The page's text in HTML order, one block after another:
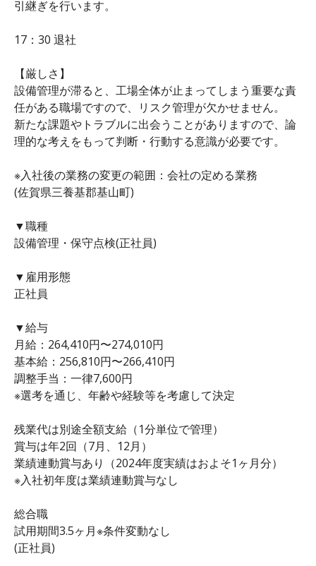
引継ぎを行います。
17：30 退社
【厳しさ】
設備管理が滞ると、工場全体が止まってしまう重要な責
任がある職場ですので、リスク管理が欠かせません。
新たな課題やトラブルに出会うことがありますので、論
理的な考えをもって判断・行動する意識が必要です。
※入社後の業務の変更の範囲：会社の定める業務
(佐賀県三養基郡基山町)
▼職種
設備管理・保守点検(正社員)
▼雇用形態
正社員
▼給与
月給：264,410円〜274,010円
基本給：256,810円〜266,410円
調整手当：一律7,600円
※選考を通じ、年齢や経験等を考慮して決定
残業代は別途全額支給（1分単位で管理）
賞与は年2回（7月、12月）
業績連動賞与あり（2024年度実績はおよそ1ヶ月分）
※入社初年度は業績連動賞与なし
総合職
試用期間3.5ヶ月※条件変動なし
(正社員)